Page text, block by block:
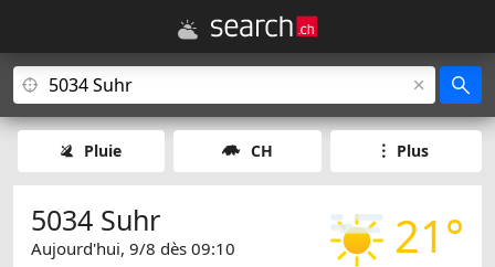
Pluie CH Plus
21°
5034 Suhr
Aujourd'hui, 9/8 dès 09:10